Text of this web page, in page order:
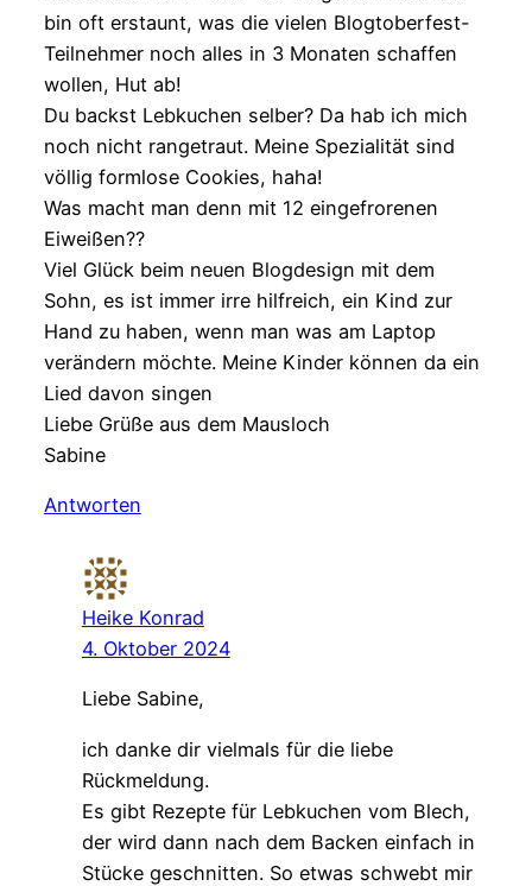
bin oft erstaunt, was die vielen Blogtoberfest-
Teilnehmer noch alles in 3 Monaten schaffen
wollen, Hut ab!
Du backst Lebkuchen selber? Da hab ich mich
noch nicht rangetraut. Meine Spezialität sind
völlig formlose Cookies, haha!
Was macht man denn mit 12 eingefrorenen
Eiweißen??
Viel Glück beim neuen Blogdesign mit dem
Sohn, es ist immer irre hilfreich, ein Kind zur
Hand zu haben, wenn man was am Laptop
verändern möchte. Meine Kinder können da ein
Lied davon singen
Liebe Grüße aus dem Mausloch
Sabine
Antworten
Heike Konrad
4. Oktober 2024
Liebe Sabine,
ich danke dir vielmals für die liebe
Rückmeldung.
Es gibt Rezepte für Lebkuchen vom Blech,
der wird dann nach dem Backen einfach in
Stücke geschnitten. So etwas schwebt mir